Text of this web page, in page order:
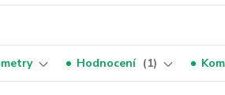
Hodnocení 1